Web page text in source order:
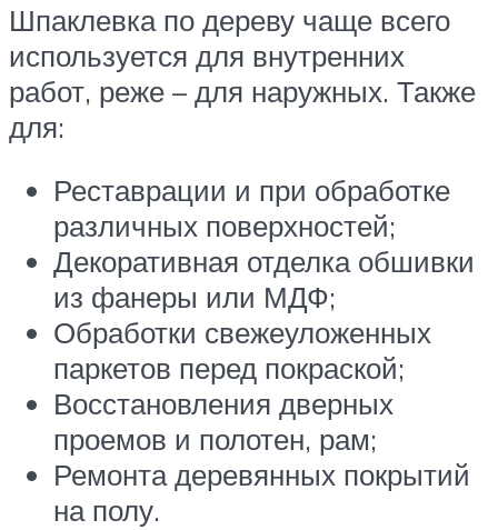
Шпаклевка по дереву чаще всего
используется для внутренних
работ, реже – для наружных. Также
для:
Реставрации и при обработке
различных поверхностей;
Декоративная отделка обшивки
из фанеры или МДФ;
Обработки свежеуложенных
паркетов перед покраской;
Восстановления дверных
проемов и полотен, рам;
Ремонта деревянных покрытий
на полу.